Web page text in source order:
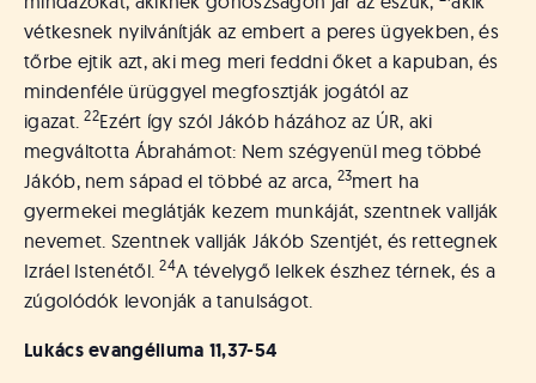
vétkesnek nyilvánítják az embert a peres ügyekben, és
tőrbe ejtik azt, aki meg meri feddni őket a kapuban, és
mindenféle ürüggyel megfosztják jogától az
igazat.22Ezért így szól Jákób házához az ÚR, aki
megváltotta Ábrahámot: Nem szégyenül meg többé
Jákób, nem sápad el többé az arca, 23mert ha
gyermekei meglátják kezem munkáját, szentnek vallják
nevemet. Szentnek vallják Jákób Szentjét, és rettegnek
Izráel Istenétől.24A tévelygő lelkek észhez térnek, és a
zúgolódók levonják a tanulságot.
Lukács evangéliuma 11,37-54